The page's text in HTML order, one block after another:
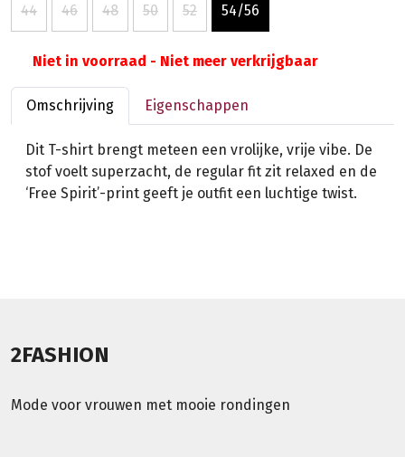
44 46 48 50 52 54/56
Niet in voorraad - Niet meer verkrijgbaar
Omschrijving Eigenschappen
Dit T-shirt brengt meteen een vrolijke, vrije vibe. De
stof voelt superzacht, de regular fit zit relaxed en de
‘Free Spirit’-print geeft je outfit een luchtige twist.
2FASHION
Mode voor vrouwen met mooie rondingen